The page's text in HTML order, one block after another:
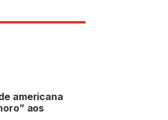
americana
aos